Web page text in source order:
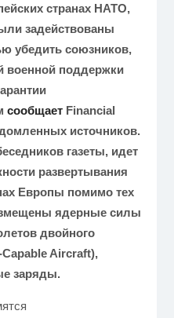
странах НАТО,
задействованы
убедить союзников,
военной поддержки
сообщаетFinancial
источников.
газеты, идет
развертывания
Европы помимо тех
ядерные силы
двойного
Aircraft),
заряды.